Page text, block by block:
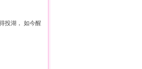
投湖， 如今醒